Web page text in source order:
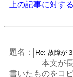
上の記事に対す
題名：
本文が長いと
書いたものをコ